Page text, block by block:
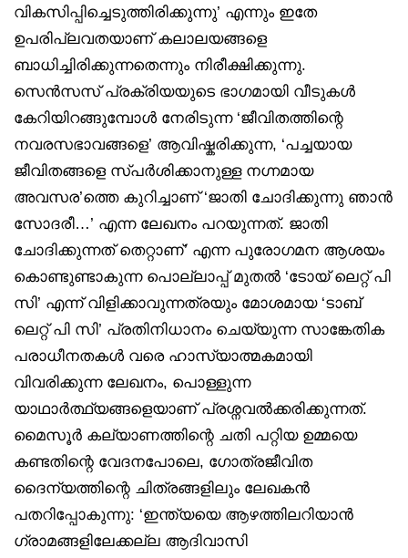
വികസിപ്പിച്ചെടുത്തിരിക്കുന്നു’ എന്നും ഇതേ
ഉപരിപ്ലവതയാണ് കലാലയങ്ങളെ
ബാധിച്ചിരിക്കുന്നതെന്നും നിരീക്ഷിക്കുന്നു.
സെന്‍സസ് പ്രക്രിയയുടെ ഭാഗമായി വീടുകള്‍
കേറിയിറങ്ങുമ്പോള്‍ നേരിടുന്ന ‘ജീവിതത്തിന്റെ
നവരസഭാവങ്ങളെ’ ആവിഷ്കരിക്കുന്ന, ‘പച്ചയായ
ജീവിതങ്ങളെ സ്പര്‍ശിക്കാനുള്ള നഗ്നമായ
അവസര’ത്തെ കുറിച്ചാണ് ‘ജാതി ചോദിക്കുന്നു ഞാന്‍
സോദരീ…’ എന്ന ലേഖനം പറയുന്നത്. ജാതി
ചോദിക്കുന്നത് തെറ്റാണ്’ എന്ന പുരോഗമന ആശയം
കൊണ്ടുണ്ടാകുന്ന പൊല്ലാപ്പ് മുതല്‍ ‘ടോയ് ലെറ്റ്‌ പി
സി’ എന്ന് വിളിക്കാവുന്നത്രയും മോശമായ ‘ടാബ്
ലെറ്റ്‌ പി സി’ പ്രതിനിധാനം ചെയ്യുന്ന സാങ്കേതിക
പരാധീനതകള്‍ വരെ ഹാസ്യാത്മകമായി
വിവരിക്കുന്ന ലേഖനം, പൊള്ളുന്ന
യാഥാര്‍ത്ഥ്യങ്ങളെയാണ് പ്രശ്നവൽക്കരിക്കുന്നത്.
മൈസൂര്‍ കല്യാണത്തിന്റെ ചതി പറ്റിയ ഉമ്മയെ
കണ്ടതിന്റെ വേദനപോലെ, ഗോത്രജീവിത
ദൈന്യത്തിന്റെ ചിത്രങ്ങളിലും ലേഖകന്‍
പതറിപ്പോകുന്നു: ‘ഇന്ത്യയെ ആഴത്തിലറിയാന്‍
ഗ്രാമങ്ങളിലേക്കല്ല ആദിവാസി